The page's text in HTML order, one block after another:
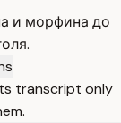
и морфина до
transcript only